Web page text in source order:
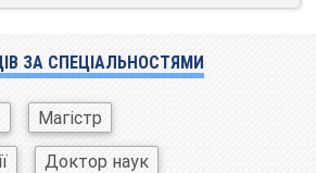
ЗА СПЕЦІАЛЬНОСТЯМИ
Магістр
Доктор наук